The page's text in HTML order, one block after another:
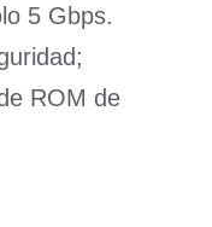
5 Gbps.
ROM de